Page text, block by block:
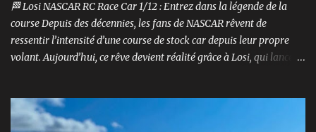
🏁 Losi NASCAR RC Race Car 1/12 : Entrez dans la légende de la
course Depuis des décennies, les fans de NASCAR rêvent de
ressentir l’intensité d’une course de stock car depuis leur propre
volant. Aujourd’hui, ce rêve devient réalité grâce à Losi, qui lance
foncer sur n’importe quelle surface plate. Voici le Losi NASCAR RC
Race Car , dans sa version Ryan Blaney No. 12 Advance Auto Parts